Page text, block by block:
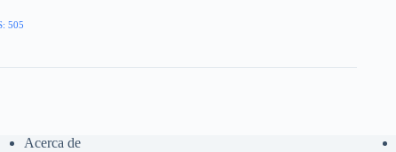
505
Acerca de